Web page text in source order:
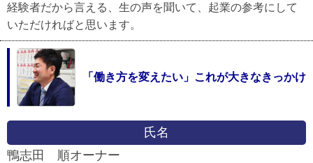
経験者だから言える、生の声を聞いて、起業の参考にして
いただければと思います。
「働き方を変えたい」これが大きなきっかけ
氏名
鴨志田 順オーナー